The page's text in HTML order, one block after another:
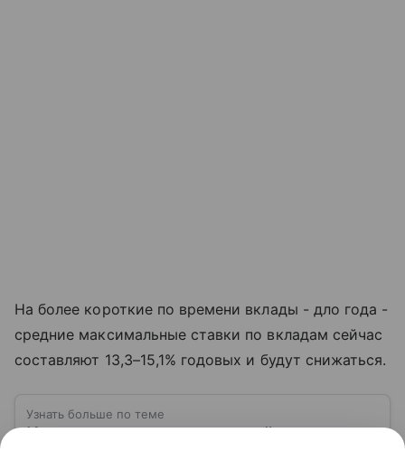
На более короткие по времени вклады - дло года -
средние максимальные ставки по вкладам сейчас
составляют 13,3–15,1% годовых и будут снижаться.
Узнать больше по теме
Ключевая ставка: основной